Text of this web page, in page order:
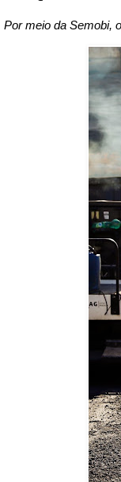
Por meio da Semobi,